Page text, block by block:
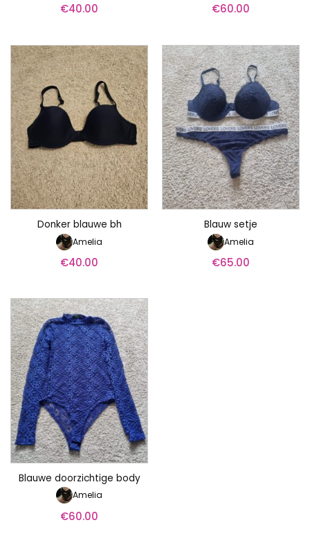
€40.00 €60.00
Donker blauwe bh
Amelia
€40.00
Blauw setje
Amelia
€65.00
Blauwe doorzichtige body
Amelia
€60.00